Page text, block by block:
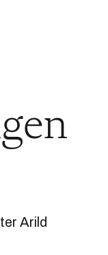
Arild